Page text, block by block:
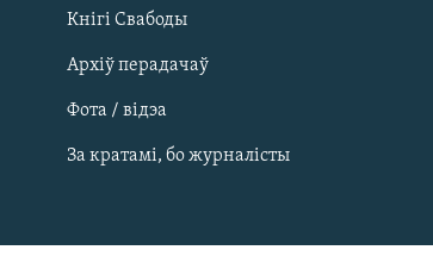
САЧЫЦЕ ЗА АБНАЎЛЕНЬНЯМІ
Кнігі Свабоды
Архіў перадачаў
Фота / відэа
За кратамі, бо журналісты